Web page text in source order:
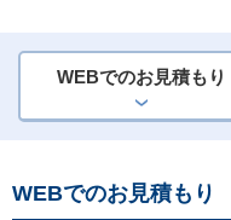
WEBでのお見積もり
WEBでのお見積もり